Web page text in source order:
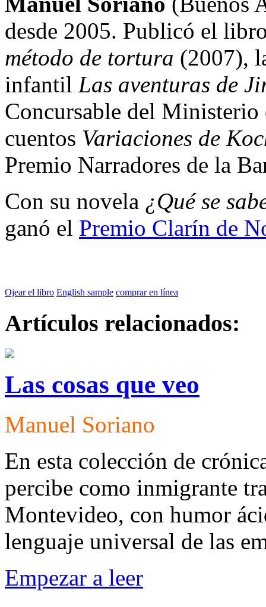
desde 2005. Publicó el
método de tortura (2007),
infantil Las aventuras de
Concursable del
cuentos Variaciones de
Premio Narradores de la
Con su novela ¿Qué se
ganó el Premio Clarín de
Ojear el libro English sample comprar en línea
Artículos relacionados:
Las cosas que veo
Manuel Soriano
En esta colección de
percibe como inmigrante
Montevideo, con humor
lenguaje universal de las
Empezar a leer